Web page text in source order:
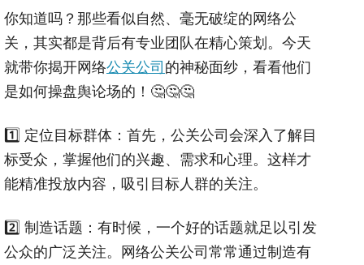
你知道吗？那些看似自然、毫无破绽的网络公
关，其实都是背后有专业团队在精心策划。今天
就带你揭开网络公关公司 的神秘面纱，看看他们
是如何操盘舆论场的！🤔🤔🤔
1️⃣ 定位目标群体：首先，公关公司会深入了解目
标受众，掌握他们的兴趣、需求和心理。这样才
能精准投放内容，吸引目标人群的关注。
2️⃣ 制造话题：有时候，一个好的话题就足以引发
公众的广泛关注。网络公关公司常常通过制造有